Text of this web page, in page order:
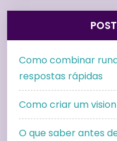
Como combinar
respostas rápidas
Como criar um
O que saber antes